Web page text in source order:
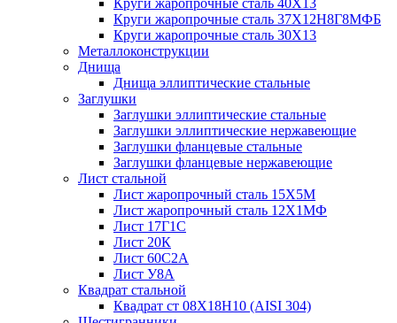
Круги жаропрочные сталь 40Х13
Круги жаропрочные сталь 37Х12Н8Г8МФБ
Круги жаропрочные сталь 30Х13
Металлоконструкции
Днища
Днища эллиптические стальные
Заглушки
Заглушки эллиптические стальные
Заглушки эллиптические нержавеющие
Заглушки фланцевые стальные
Заглушки фланцевые нержавеющие
Лист стальной
Лист жаропрочный сталь 15Х5М
Лист жаропрочный сталь 12Х1МФ
Лист 17Г1С
Лист 20К
Лист 60С2А
Лист У8А
Квадрат стальной
Квадрат ст 08Х18Н10 (AISI 304)